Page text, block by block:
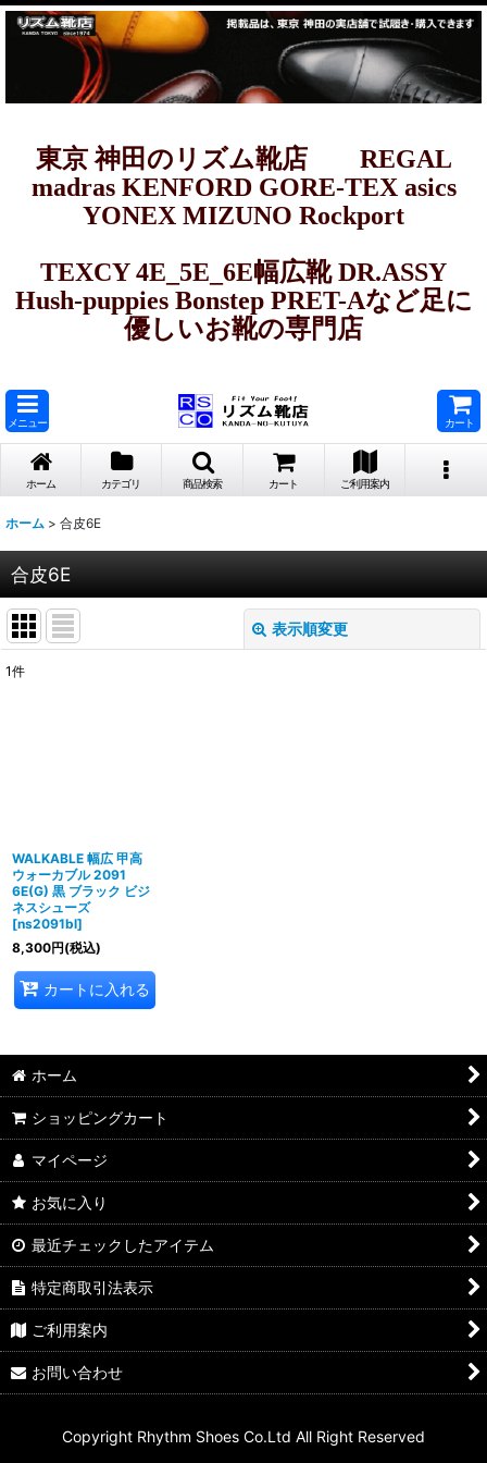
東京 神田のリズム靴店 REGAL
madras KENFORD GORE-TEX asics
YONEX MIZUNO Rockport
TEXCY 4E_5E_6E幅広靴 DR.ASSY
Hush-puppies Bonstep PRET-Aなど足に
優しいお靴の専門店
メニュー カート
ホーム カテゴリ 商品検索 カート ご利用案内
ホーム > 合皮6E
合皮6E
表示順変更
1件
WALKABLE 幅広 甲高
ウォーカブル 2091
6E(G) 黒 ブラック ビジ
ネスシューズ
[ns2091bl]
8,300円(税込)
カートに入れる
ホーム
ショッピングカート
マイページ
お気に入り
最近チェックしたアイテム
特定商取引法表示
ご利用案内
お問い合わせ
Copyright Rhythm Shoes Co.Ltd All Right Reserved